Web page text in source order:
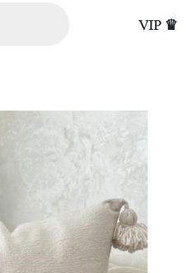
VIP ♛
25,00DHS